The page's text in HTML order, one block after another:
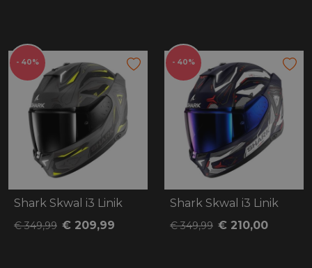
- 40%
Shark Skwal i3 Linik
€ 349,99 € 209,99
- 40%
Shark Skwal i3 Linik
€ 349,99 € 210,00